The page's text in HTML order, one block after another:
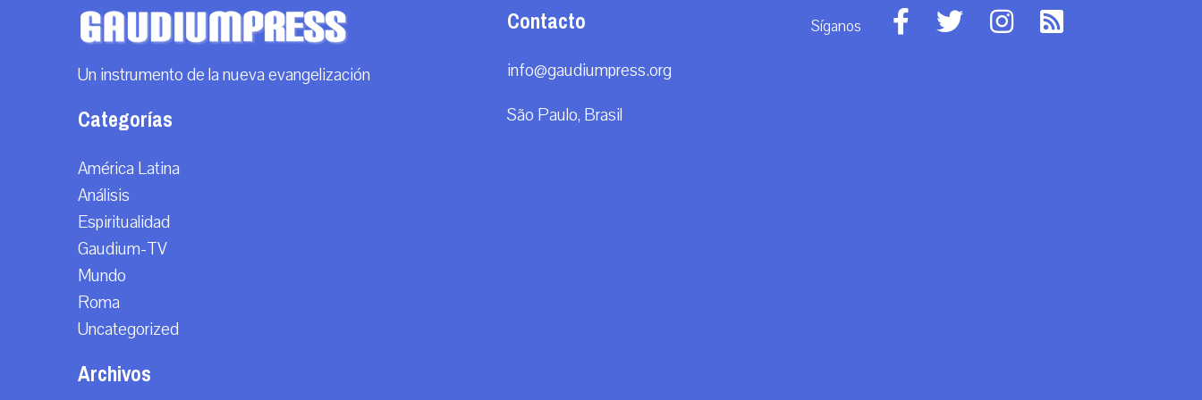
Un instrumento de la nueva evangelización
Categorías
América Latina
Análisis
Espiritualidad
Gaudium-TV
Mundo
Roma
Uncategorized
Archivos
Contacto
info@gaudiumpress.org
São Paulo, Brasil
Síganos